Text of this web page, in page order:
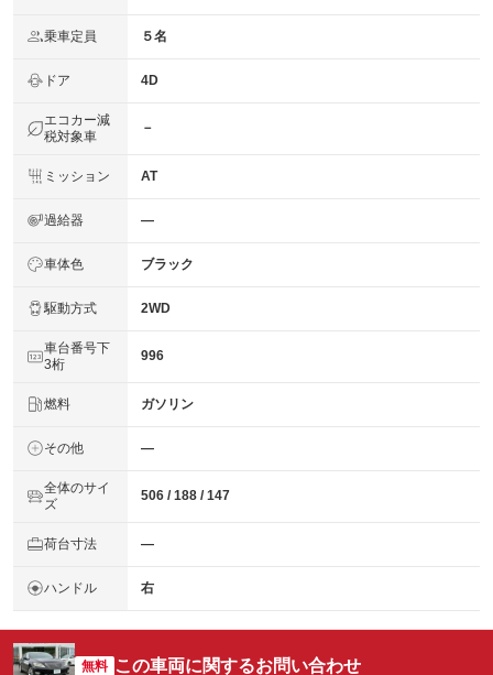
乗車定員 ５名
ドア 4D
エコカー減
税対象車
－
ミッション AT
過給器 ―
車体色 ブラック
駆動方式 2WD
車台番号下
3桁
996
燃料 ガソリン
その他 ―
全体のサイ
ズ
506 / 188 / 147
荷台寸法 ―
ハンドル 右
無料 この車両に関するお問い合わせ